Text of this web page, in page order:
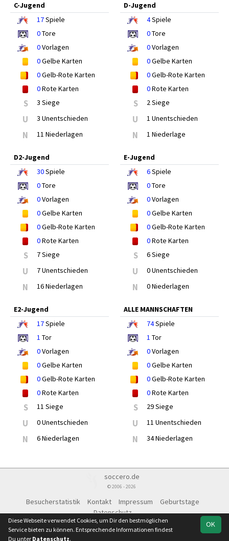
C-Jugend
17Spiele
0Tore
0Vorlagen
0Gelbe Karten
0Gelb-Rote Karten
0Rote Karten
S 3 Siege
U 3 Unentschieden
N 11 Niederlagen
D-Jugend
4Spiele
0Tore
0Vorlagen
0Gelbe Karten
0Gelb-Rote Karten
0Rote Karten
S 2 Siege
U 1 Unentschieden
N 1 Niederlage
D2-Jugend
30Spiele
0Tore
0Vorlagen
0Gelbe Karten
0Gelb-Rote Karten
0Rote Karten
S 7 Siege
U 7 Unentschieden
N 16 Niederlagen
E-Jugend
6Spiele
0Tore
0Vorlagen
0Gelbe Karten
0Gelb-Rote Karten
0Rote Karten
S 6 Siege
U 0 Unentschieden
N 0 Niederlagen
E2-Jugend
17Spiele
1 Tor
0Vorlagen
0Gelbe Karten
0Gelb-Rote Karten
0Rote Karten
S 11 Siege
U 0 Unentschieden
N 6 Niederlagen
ALLE MANNSCHAFTEN
74Spiele
1 Tor
0Vorlagen
0Gelbe Karten
0Gelb-Rote Karten
0Rote Karten
S 29 Siege
U 11 Unentschieden
N 34 Niederlagen
soccero.de
© 2006 - 2026
Besucherstatistik Kontakt Impressum
Geburtstage
Datenschutz
OK
Diese Webseite verwendet Cookies, um Dir den bestmöglichen
Service bieten zu können. Entsprechende Informationen findest
Du unter Datenschutz.